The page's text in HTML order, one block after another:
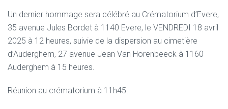
Un dernier hommage sera célébré au Crématorium d’Evere,
35 avenue Jules Bordet à 1140 Evere, le VENDREDI 18 avril
2025 à 12 heures, suivie de la dispersion au cimetière
d’Auderghem, 27 avenue Jean Van Horenbeeck à 1160
Auderghem à 15 heures.
Réunion au crématorium à 11h45.